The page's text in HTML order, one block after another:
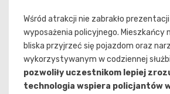
Wśród atrakcji nie zabrakło
wyposażenia policyjnego. Mieszkańcy
bliska przyjrzeć się pojazdom oraz
wykorzystywanym w codziennej
pozwoliły uczestnikom lepiej
technologia wspiera policjantów